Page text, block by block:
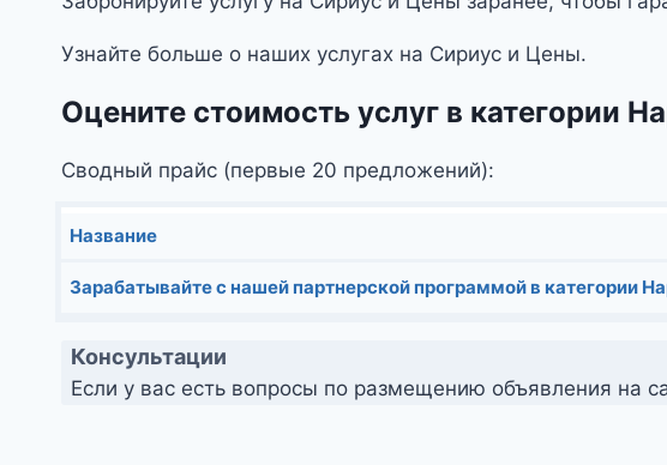
Узнайте больше о наших услугах на Сириус и Цены.
Оцените стоимость услуг в категории
Сводный прайс (первые 20 предложений):
Название
Зарабатывайте с нашей партнерской программой в категории
Консультации
Если у вас есть вопросы по размещению объявления на